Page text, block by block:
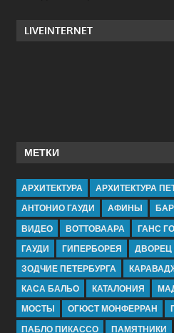
LIVEINTERNET
МЕТКИ
АРХИТЕКТУРА
АРХИТЕКТУРА
АНТОНИО ГАУДИ
АФИНЫ
ВИДЕО
ВОТТОВААРА
ГАНС
ГАУДИ
ГИПЕРБОРЕЯ ДВОРЕЦ
ЗОДЧИЕ ПЕТЕРБУРГА
КАСА БАЛЬО
КАТАЛОНИЯ
МОСТЫ
ОГЮСТ МОНФЕРРАН
ПАБЛО ПИКАССО
ПАМЯТНИКИ